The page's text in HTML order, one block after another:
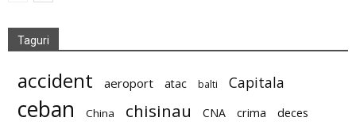
Taguri
accident aeroport atac balti Capitala
ceban China chisinau CNA crima deces